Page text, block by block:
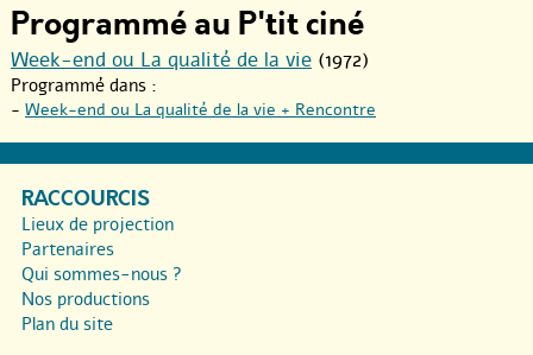
Programmé au P'tit ciné
Week-end ou La qualité de la vie (1972)
Programmé dans :
- Week-end ou La qualité de la vie + Rencontre
RACCOURCIS
Lieux de projection
Partenaires
Qui sommes-nous ?
Nos productions
Plan du site